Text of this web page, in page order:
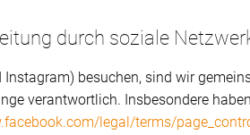
durch soziale
besuchen, sind wir
verantwortlich. Insbesondere
legal/terms/